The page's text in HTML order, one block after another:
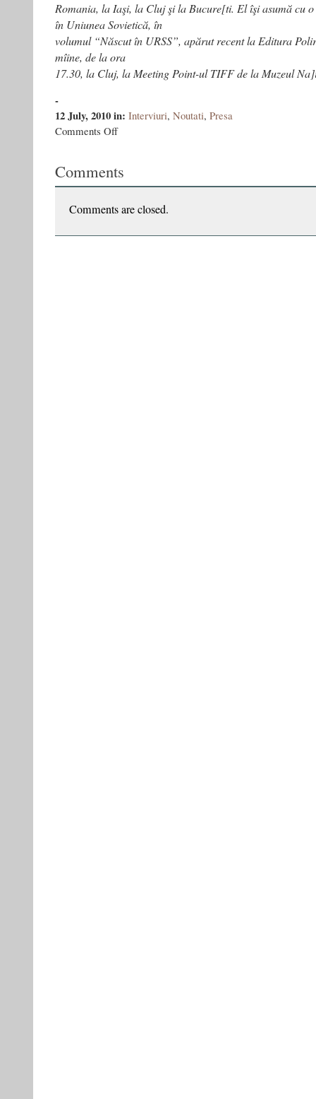
Romania, la Iaşi, la Cluj şi la Bucure[ti. El îşi asumă cu
în Uniunea Sovietică, în
volumul “Născut în URSS”, apărut recent la Editura
mîine, de la ora
17.30, la Cluj, la Meeting Point-ul TIFF de la Muzeul
-
12 July, 2010in: Interviuri, Noutati, Presa
Comments Offon
Comments
Comments are closed.